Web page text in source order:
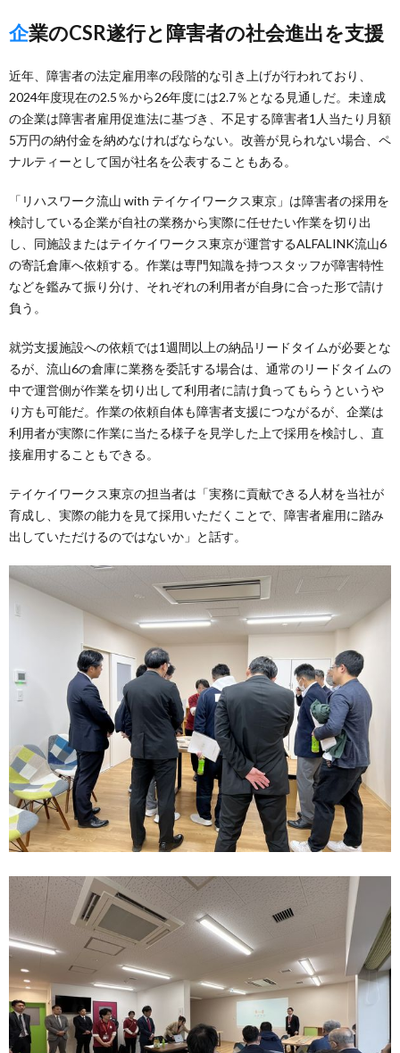
企業のCSR遂行と障害者の社会進出を支援
近年、障害者の法定雇用率の段階的な引き上げが行われており、
2024年度現在の2.5％から26年度には2.7％となる見通しだ。未達成
の企業は障害者雇用促進法に基づき、不足する障害者1人当たり月額
5万円の納付金を納めなければならない。改善が見られない場合、ペ
ナルティーとして国が社名を公表することもある。
「リハスワーク流山 with テイケイワークス東京」は障害者の採用を
検討している企業が自社の業務から実際に任せたい作業を切り出
し、同施設またはテイケイワークス東京が運営するALFALINK流山6
の寄託倉庫へ依頼する。作業は専門知識を持つスタッフが障害特性
などを鑑みて振り分け、それぞれの利用者が自身に合った形で請け
負う。
就労支援施設への依頼では1週間以上の納品リードタイムが必要とな
るが、流山6の倉庫に業務を委託する場合は、通常のリードタイムの
中で運営側が作業を切り出して利用者に請け負ってもらうというや
り方も可能だ。作業の依頼自体も障害者支援につながるが、企業は
利用者が実際に作業に当たる様子を見学した上で採用を検討し、直
接雇用することもできる。
テイケイワークス東京の担当者は「実務に貢献できる人材を当社が
育成し、実際の能力を見て採用いただくことで、障害者雇用に踏み
出していただけるのではないか」と話す。